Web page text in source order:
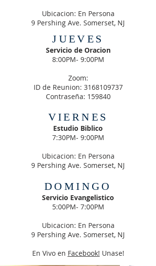
Ubicacion: En Persona
9 Pershing Ave. Somerset, NJ
JUEVES
Servicio de Oracion
8:00PM- 9:00PM
Zoom:
ID de Reunion: 3168109737
Contraseña: 159840
VIERNES
Estudio Biblico
7:30PM- 9:00PM
Ubicacion: En Persona
9 Pershing Ave. Somerset, NJ
DOMINGO
Servicio Evangelistico
5:00PM- 7:00PM
Ubicacion: En Persona
9 Pershing Ave. Somerset, NJ
En Vivo en Facebook! Unase!